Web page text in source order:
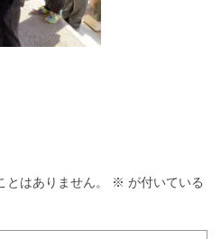
はありません。 ※ が付いている